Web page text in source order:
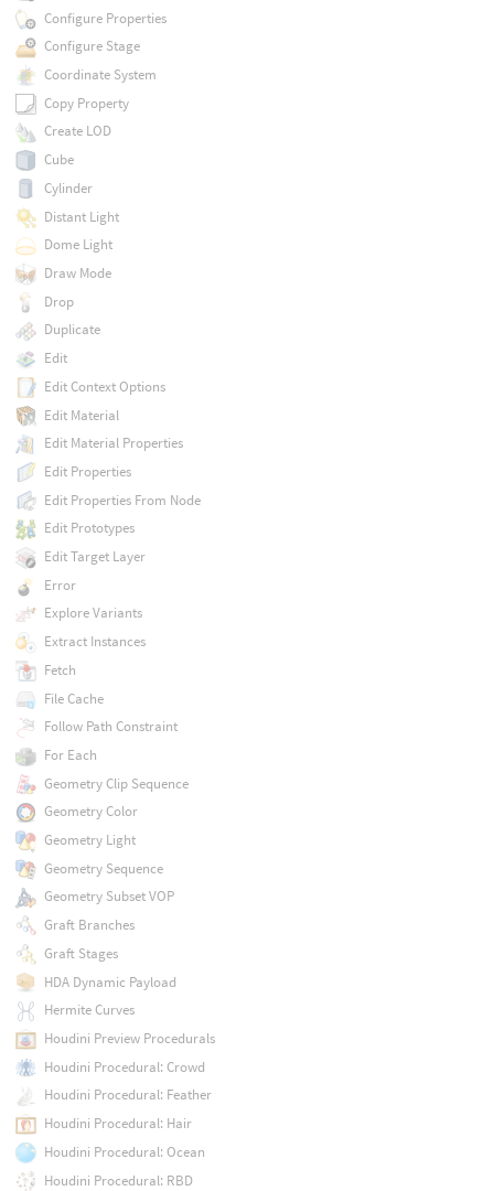
Configure Properties
Configure Stage
Coordinate System
Copy Property
Create LOD
Cube
Cylinder
Distant Light
Dome Light
Draw Mode
Drop
Duplicate
Edit
Edit Context Options
Edit Material
Edit Material Properties
Edit Properties
Edit Properties From Node
Edit Prototypes
Edit Target Layer
Error
Explore Variants
Extract Instances
Fetch
File Cache
Follow Path Constraint
For Each
Geometry Clip Sequence
Geometry Color
Geometry Light
Geometry Sequence
Geometry Subset VOP
Graft Branches
Graft Stages
HDA Dynamic Payload
Hermite Curves
Houdini Preview Procedurals
Houdini Procedural: Crowd
Houdini Procedural: Feather
Houdini Procedural: Hair
Houdini Procedural: Ocean
Houdini Procedural: RBD